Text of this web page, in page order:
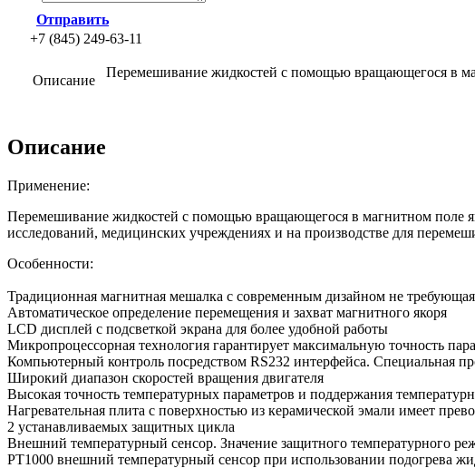
Отправить
+7 (845) 249-63-11
Описание
Перемешивание жидкостей с помощью вращающегося в
Описание
Применение:
Перемешивание жидкостей с помощью вращающегося в магнитном поле
исследований, медицинских учреждениях и на производстве для
Особенности:
Традиционная магнитная мешалка с современным дизайном не
Автоматическое определение перемещения и захват магнитного якоря
LCD дисплей с подсветкой экрана для более удобной работы
Микропроцессорная технология гарантирует максимальную точность
Компьютерный контроль посредством RS232 интерфейса. Специальная
Широкий диапазон скоростей вращения двигателя
Высокая точность температурных параметров и поддержания
Нагревательная плита с поверхностью из керамической эмали имеет
2 устанавливаемых защитных цикла
Внешний температурный сенсор. Значение защитного температурного
РТ1000 внешний температурный сенсор при использовании подогрева